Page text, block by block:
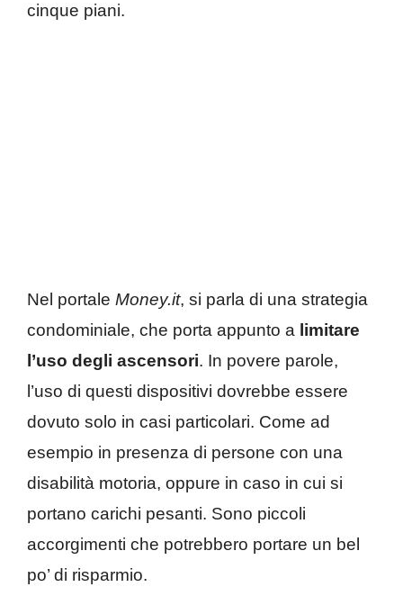
cinque piani.
Nel portale Money.it, si parla di una strategia
condominiale, che porta appunto a limitare
l’uso degli ascensori. In povere parole,
l’uso di questi dispositivi dovrebbe essere
dovuto solo in casi particolari. Come ad
esempio in presenza di persone con una
disabilità motoria, oppure in caso in cui si
portano carichi pesanti. Sono piccoli
accorgimenti che potrebbero portare un bel
po’ di risparmio.